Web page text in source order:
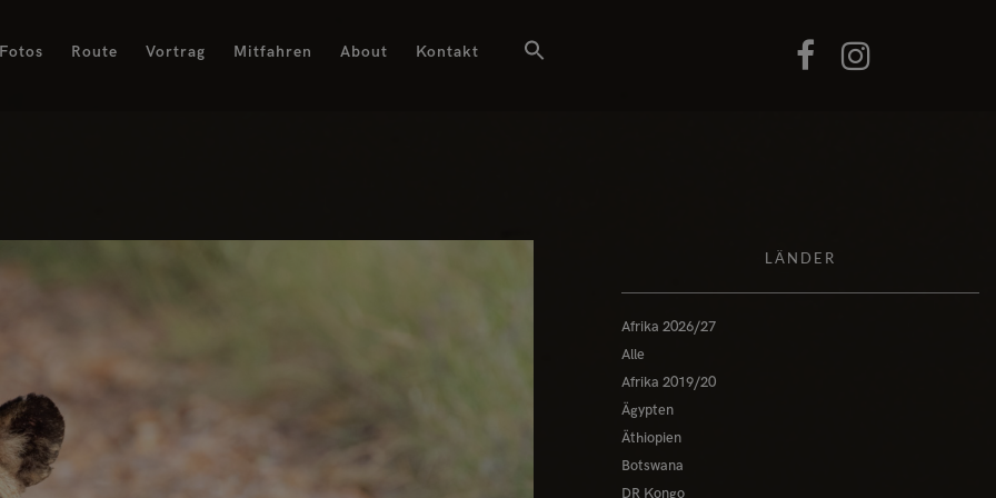
Route Vortrag Mitfahren About Kontakt
LÄNDER
Afrika 2026/27
Alle
Afrika 2019/20
Ägypten
Äthiopien
Botswana
DR Kongo